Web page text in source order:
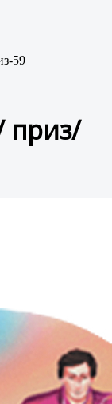
59
приз/